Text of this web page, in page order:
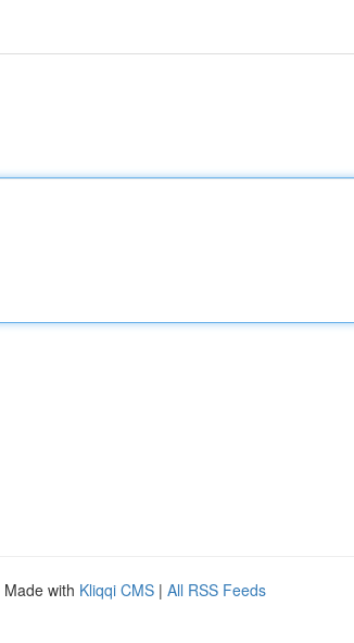
Made with Kliqqi CMS | All RSS Feeds